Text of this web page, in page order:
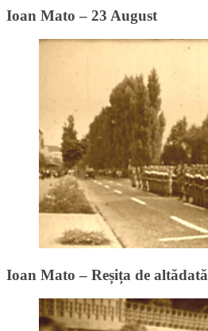
Ioan Mato – 23 August
Ioan Mato – Reșița de altădată